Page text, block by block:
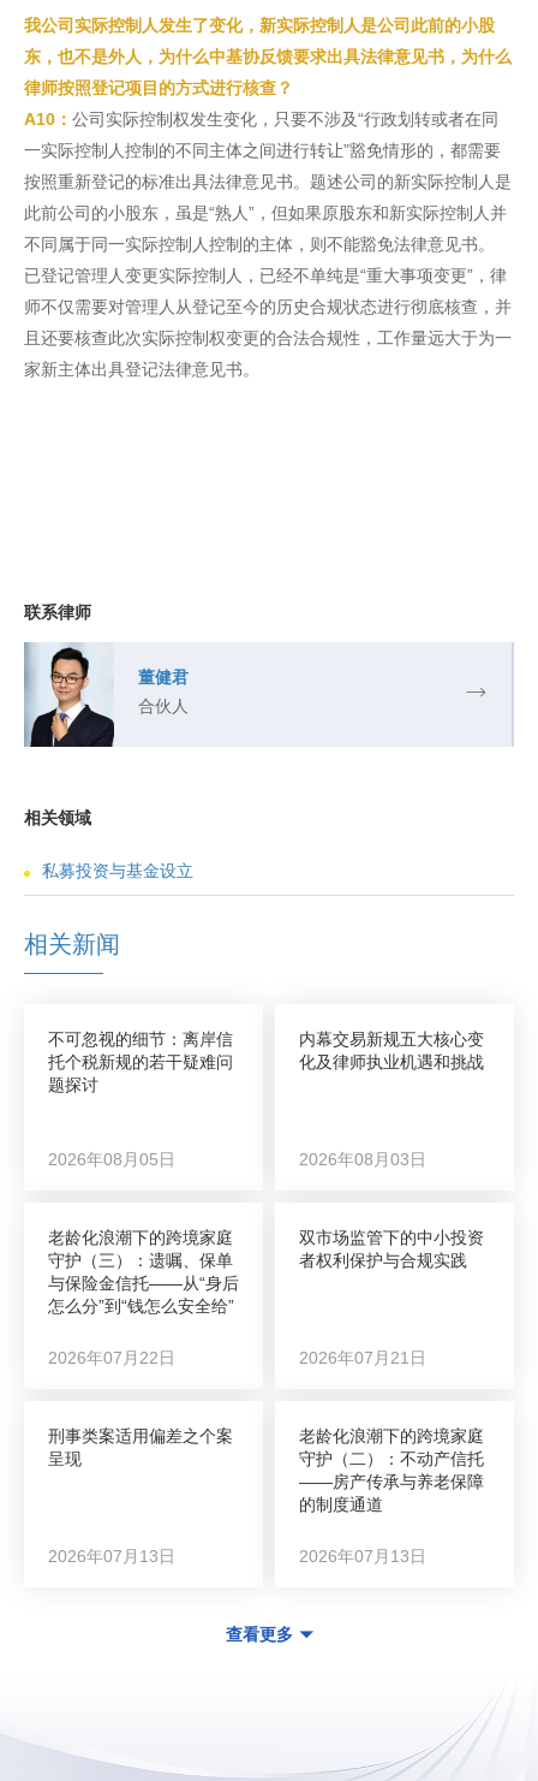
我公司实际控制人发生了变化，新实际控制人是公司此前的小股
东，也不是外人，为什么中基协反馈要求出具法律意见书，为什么
律师按照登记项目的方式进行核查？
A10： 公司实际控制权发生变化，只要不涉及“行政划转或者在同
一实际控制人控制的不同主体之间进行转让”豁免情形的，都需要
按照重新登记的标准出具法律意见书。题述公司的新实际控制人是
此前公司的小股东，虽是“熟人”，但如果原股东和新实际控制人并
不同属于同一实际控制人控制的主体，则不能豁免法律意见书。
已登记管理人变更实际控制人，已经不单纯是“重大事项变更”，律
师不仅需要对管理人从登记至今的历史合规状态进行彻底核查，并
且还要核查此次实际控制权变更的合法合规性，工作量远大于为一
家新主体出具登记法律意见书。
联系律师
董健君
合伙人
相关领域
私募投资与基金设立
相关新闻
不可忽视的细节：离岸信
托个税新规的若干疑难问
题探讨
2026年08月05日
内幕交易新规五大核心变
化及律师执业机遇和挑战
2026年08月03日
老龄化浪潮下的跨境家庭
守护（三）：遗嘱、保单
与保险金信托——从“身后
怎么分”到“钱怎么安全给”
2026年07月22日
双市场监管下的中小投资
者权利保护与合规实践
2026年07月21日
刑事类案适用偏差之个案
呈现
2026年07月13日
老龄化浪潮下的跨境家庭
守护（二）：不动产信托
——房产传承与养老保障
的制度通道
2026年07月13日
查看更多